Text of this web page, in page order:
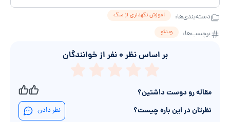
دسته‌بندی‌ها: آموزش نگهداری از سگ
برچسب‌ها: ویدئو
بر اساس نظر ۰ نفر از خوانندگان
مقاله رو دوست داشتین؟
نظرتان در این باره چیست؟
نظر دادن